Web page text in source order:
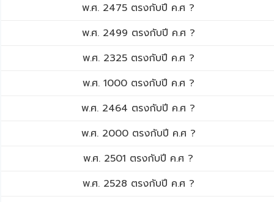
พ.ศ. 2475 ตรงกับปี ค.ศ ?
พ.ศ. 2499 ตรงกับปี ค.ศ ?
พ.ศ. 2325 ตรงกับปี ค.ศ ?
พ.ศ. 1000 ตรงกับปี ค.ศ ?
พ.ศ. 2464 ตรงกับปี ค.ศ ?
พ.ศ. 2000 ตรงกับปี ค.ศ ?
พ.ศ. 2501 ตรงกับปี ค.ศ ?
พ.ศ. 2528 ตรงกับปี ค.ศ ?